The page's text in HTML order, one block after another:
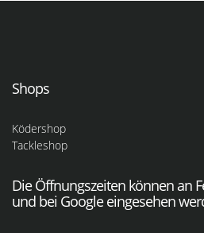
Shops
Ködershop
Tackleshop
Die Öffnungszeiten können an
und bei Google eingesehen